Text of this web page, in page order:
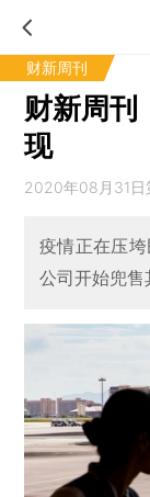
财新周刊
财新周刊
现
2020年08月31日
疫情正在压
公司开始兜